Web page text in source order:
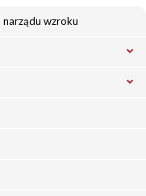
wzroku